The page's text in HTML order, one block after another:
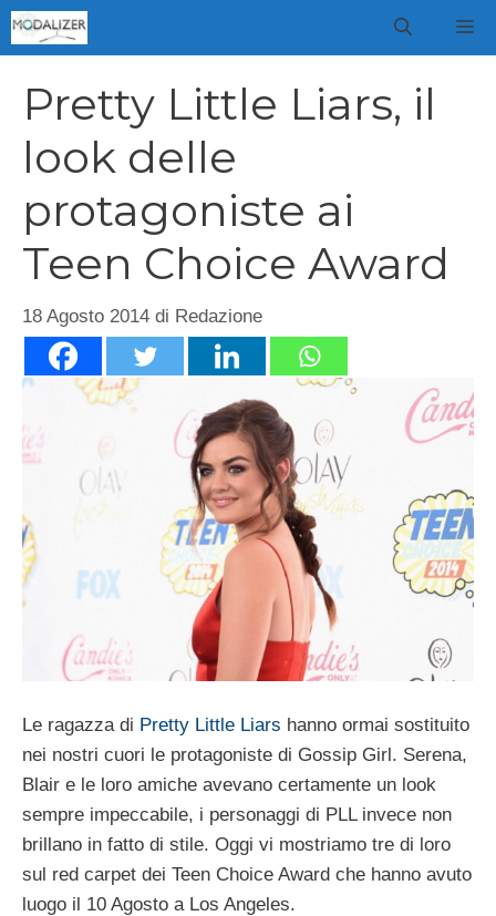
Vai
al
Pretty Little Liars, il
look delle
protagoniste ai
Teen Choice Award
18 Agosto 2014 di Redazione
Le ragazza di Pretty Little Liars hanno ormai sostituito
nei nostri cuori le protagoniste di Gossip Girl. Serena,
Blair e le loro amiche avevano certamente un look
sempre impeccabile, i personaggi di PLL invece non
brillano in fatto di stile. Oggi vi mostriamo tre di loro
sul red carpet dei Teen Choice Award che hanno avuto
luogo il 10 Agosto a Los Angeles.